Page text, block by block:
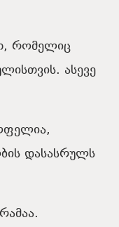
რომელიც
ასევე
დასასრულს